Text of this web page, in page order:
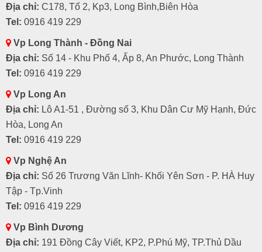
Địa chỉ: C178, Tổ 2, Kp3, Long Bình,Biên Hòa
Tel: 0916 419 229
Vp Long Thành - Đồng Nai
Địa chỉ: Số 14 - Khu Phố 4, Ấp 8, An Phước, Long Thành
Tel: 0916 419 229
Vp Long An
Địa chỉ: Lô A1-51 , Đường số 3, Khu Dân Cư Mỹ Hạnh, Đức
Hòa, Long An
Tel: 0916 419 229
Vp Nghệ An
Địa chỉ: Số 26 Trương Văn Lĩnh- Khối Yên Sơn - P. HÀ Huy
Tập - Tp.Vinh
Tel: 0916 419 229
Vp Bình Dương
Địa chỉ: 191 Đồng Cây Viết, KP2, P.Phú Mỹ, TP.Thủ Dầu